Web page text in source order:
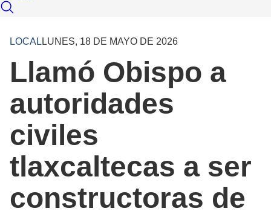
LOCAL LUNES, 18 DE MAYO DE 2026
Llamó Obispo a
autoridades
civiles
tlaxcaltecas a ser
constructoras de